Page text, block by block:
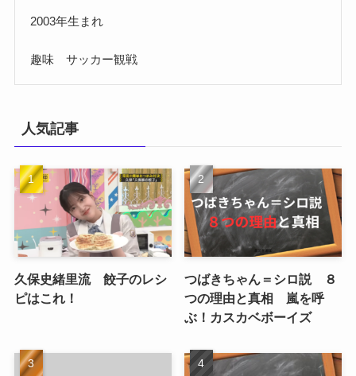
2003年生まれ
趣味 サッカー観戦
人気記事
久保史緒里流 餃子のレシ
ピはこれ！
つばきちゃん＝シロ説 ８
つの理由と真相 嵐を呼
ぶ！カスカベボーイズ